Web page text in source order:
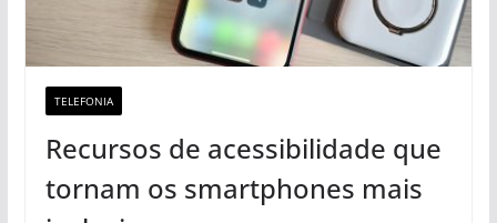
TELEFONIA
Recursos de acessibilidade que
tornam os smartphones mais